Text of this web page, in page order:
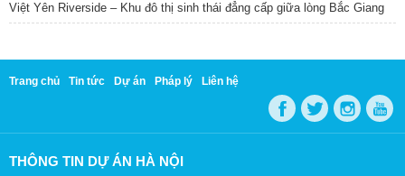
Việt Yên Riverside – Khu đô thị sinh thái đẳng cấp giữa lòng Bắc Giang
Trang chủ Tin tức Dự án Pháp lý Liên hệ
THÔNG TIN DỰ ÁN HÀ NỘI